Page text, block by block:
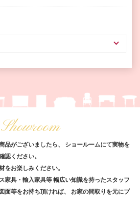
Showroom
品がございましたら、
ショールームにて実物を
認ください。
をお楽しみください。
家具・輸入家具等 幅広い知識を持ったスタッフ
面等をお持ち頂ければ、
お家の間取りを元にプ